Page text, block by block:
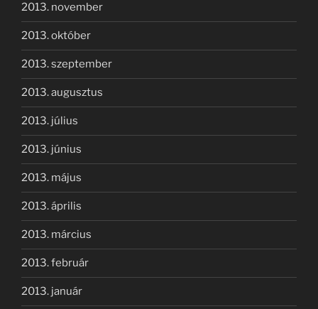
2013. november
2013. október
2013. szeptember
2013. augusztus
2013. július
2013. június
2013. május
2013. április
2013. március
2013. február
2013. január